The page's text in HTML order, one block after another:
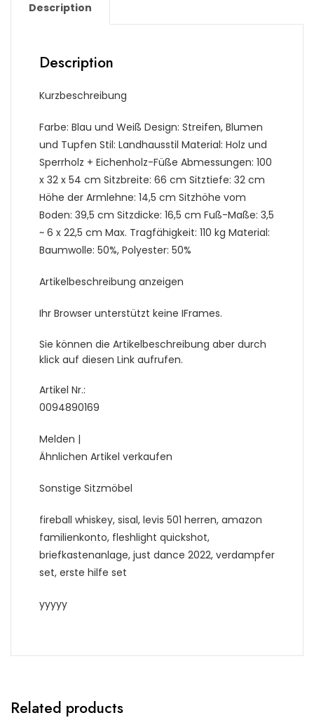
Description
Description
Kurzbeschreibung
Farbe: Blau und Weiß Design: Streifen, Blumen
und Tupfen Stil: Landhausstil Material: Holz und
Sperrholz + Eichenholz-Füße Abmessungen: 100
x 32 x 54 cm Sitzbreite: 66 cm Sitztiefe: 32 cm
Höhe der Armlehne: 14,5 cm Sitzhöhe vom
Boden: 39,5 cm Sitzdicke: 16,5 cm Fuß-Maße: 3,5
~ 6 x 22,5 cm Max. Tragfähigkeit: 110 kg Material:
Baumwolle: 50%, Polyester: 50%
Artikelbeschreibung anzeigen
Ihr Browser unterstützt keine IFrames.
Sie können die Artikelbeschreibung aber durch
klick auf diesen Link aufrufen.
Artikel Nr.:
0094890169
Melden |
Ähnlichen Artikel verkaufen
Sonstige Sitzmöbel
fireball whiskey, sisal, levis 501 herren, amazon
familienkonto, fleshlight quickshot,
briefkastenanlage, just dance 2022, verdampfer
set, erste hilfe set
yyyyy
Related products